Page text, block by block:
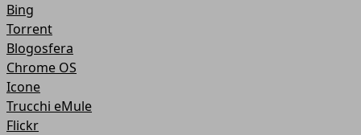
Bing
Torrent
Blogosfera
Chrome OS
Icone
Trucchi eMule
Flickr